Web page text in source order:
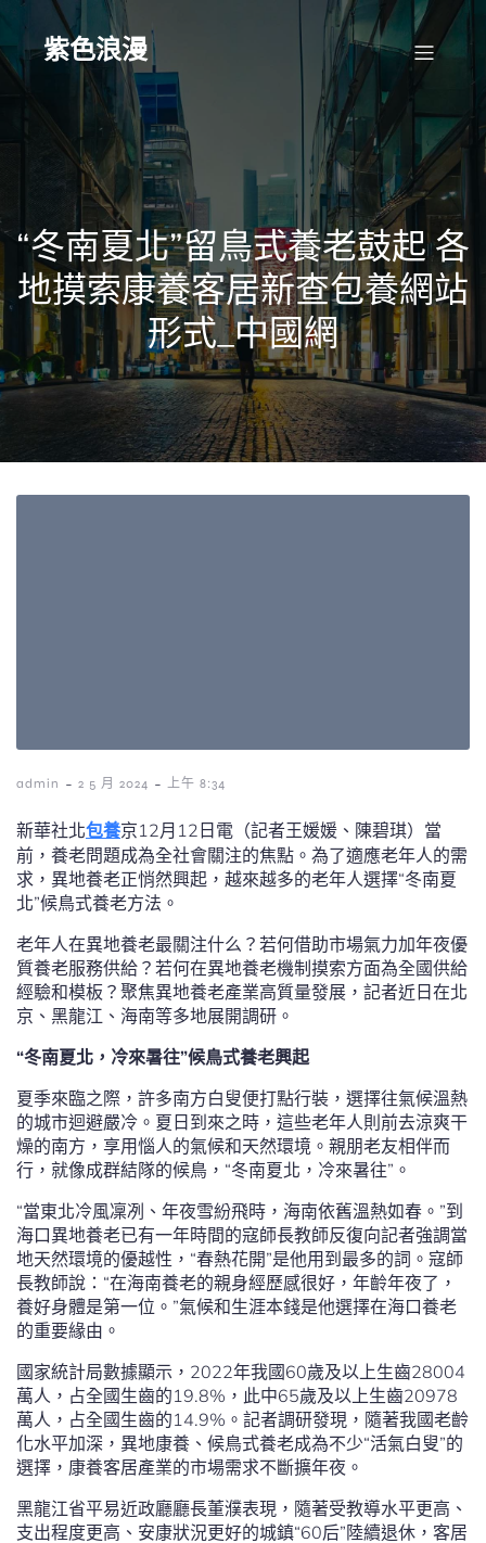
Skip
content紫色浪漫
“冬南夏北”留鳥式養老鼓起 各
地摸索康養客居新查包養網站
形式_中國網
admin - 2 5 月 2024 - 上午 8:34
新華社北包養京12月12日電（記者王媛媛、陳碧琪）當
前，養老問題成為全社會關注的焦點。為了適應老年人的需
求，異地養老正悄然興起，越來越多的老年人選擇“冬南夏
北”候鳥式養老方法。
老年人在異地養老最關注什么？若何借助市場氣力加年夜優
質養老服務供給？若何在異地養老機制摸索方面為全國供給
經驗和模板？聚焦異地養老產業高質量發展，記者近日在北
京、黑龍江、海南等多地展開調研。
“冬南夏北，冷來暑往”候鳥式養老興起
夏季來臨之際，許多南方白叟便打點行裝，選擇往氣候溫熱
的城市迴避嚴冷。夏日到來之時，這些老年人則前去涼爽干
燥的南方，享用惱人的氣候和天然環境。親朋老友相伴而
行，就像成群結隊的候鳥，“冬南夏北，冷來暑往”。
“當東北冷風凜冽、年夜雪紛飛時，海南依舊溫熱如春。”到
海口異地養老已有一年時間的寇師長教師反復向記者強調當
地天然環境的優越性，“春熱花開”是他用到最多的詞。寇師
長教師說：“在海南養老的親身經歷感很好，年齡年夜了，
養好身體是第一位。”氣候和生涯本錢是他選擇在海口養老
的重要緣由。
國家統計局數據顯示，2022年我國60歲及以上生齒28004
萬人，占全國生齒的19.8%，此中65歲及以上生齒20978
萬人，占全國生齒的14.9%。記者調研發現，隨著我國老齡
化水平加深，異地康養、候鳥式養老成為不少“活氣白叟”的
選擇，康養客居產業的市場需求不斷擴年夜。
黑龍江省平易近政廳廳長董濮表現，隨著受教導水平更高、
支出程度更高、安康狀況更好的城鎮“60后”陸續退休，客居